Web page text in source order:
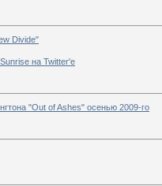
Divide"
на Twitter'е
"Out of Ashes" осенью 2009-го